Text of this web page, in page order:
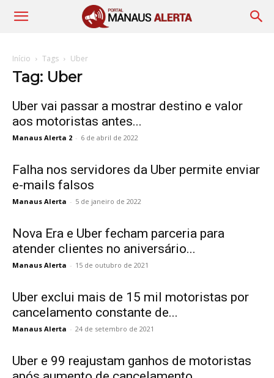
Início Tags Uber
Tag: Uber
Uber vai passar a mostrar destino e valor
aos motoristas antes...
Manaus Alerta 2 - 6 de abril de 2022
Falha nos servidores da Uber permite enviar
e-mails falsos
Manaus Alerta - 5 de janeiro de 2022
Nova Era e Uber fecham parceria para
atender clientes no aniversário...
Manaus Alerta - 15 de outubro de 2021
Uber exclui mais de 15 mil motoristas por
cancelamento constante de...
Manaus Alerta - 24 de setembro de 2021
Uber e 99 reajustam ganhos de motoristas